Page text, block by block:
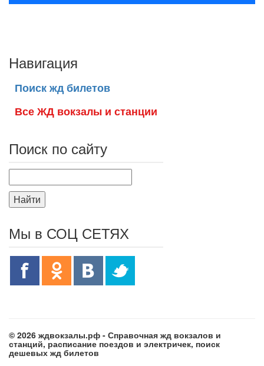
Навигация
Поиск жд билетов
Все ЖД вокзалы и станции
Поиск по сайту
Найти
Мы в СОЦ СЕТЯХ
© 2026 ждвокзалы.рф - Справочная жд вокзалов и
станций, расписание поездов и электричек, поиск
дешевых жд билетов